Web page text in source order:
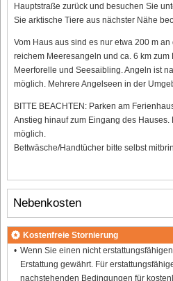
Hauptstraße zurück und besuchen Sie
Sie arktische Tiere aus nächster Nähe
Vom Haus aus sind es nur etwa 200 m
reichem Meeresangeln und ca. 6 km
Meerforelle und Seesaibling. Angeln ist
möglich. Mehrere Angelseen in der
BITTE BEACHTEN: Parken am
Anstieg hinauf zum Eingang des Hauses.
möglich.
Bettwäsche/Handtücher bitte selbst
Nebenkosten
Kostenfreie Stornierung
Wenn Sie einen nicht
Erstattung gewährt. Für
nachstehenden Bedingungen für